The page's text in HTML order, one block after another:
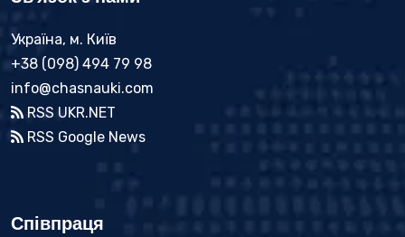
Україна, м. Київ
+38 (098) 494 79 98
info@chasnauki.com
RSS UKR.NET
RSS Google News
Співпраця